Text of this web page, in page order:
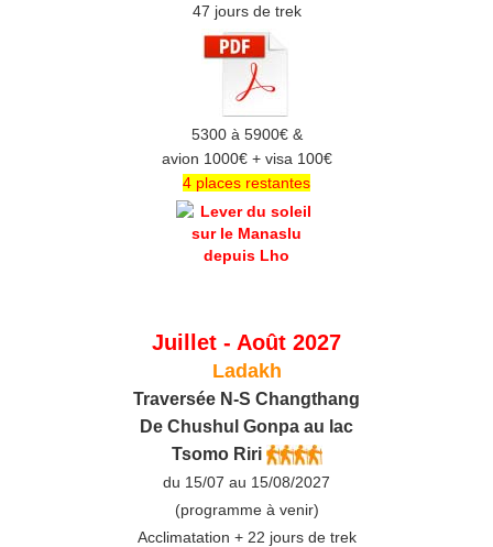
47 jours de trek
5300 à 5900€ &
avion 1000€ + visa 100€
4 places restantes
Juillet - Août 2027
Ladakh
Traversée N-S Changthang
De C hushul Gonpa au lac
Tsomo Riri
du 15/07 au 15/08/2027
(programme à venir)
Acclimatation + 22 jours de trek